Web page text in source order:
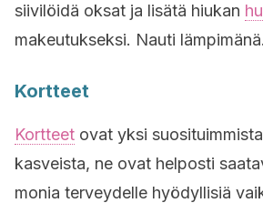
siivilöidä oksat ja lisätä hiukan
makeutukseksi. Nauti lämpimänä.
Kortteet
Kortteet ovat yksi
kasveista, ne ovat helposti
monia terveydelle hyödyllisiä